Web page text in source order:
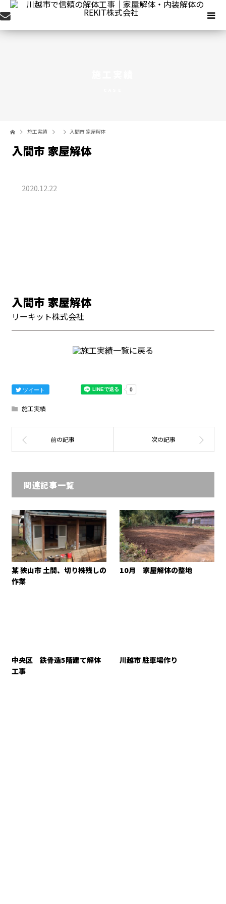
施工実績 入間市 家屋解体
入間市 家屋解体
2020.12.22
入間市 家屋解体
リーキット株式会社
ツイート
施工実績
関連記事一覧
某 狭山市 土間、切り株残しの
作業
10月 家屋解体の整地
中央区 鉄骨造5階建て解体
工事
川越市 駐車場作り